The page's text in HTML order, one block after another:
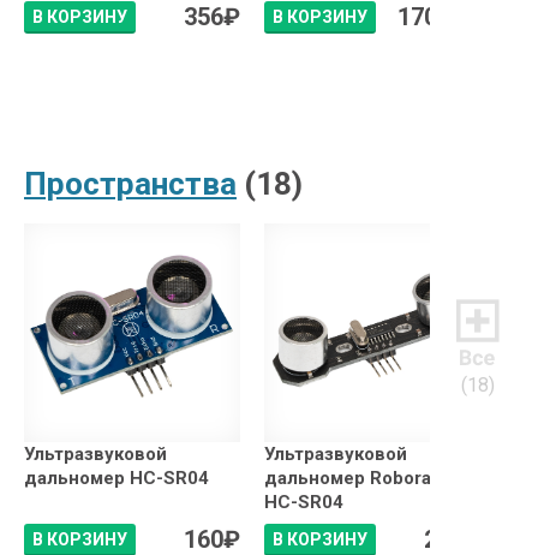
В КОРЗИНУ 356₽ В КОРЗИНУ 17064
Пространства (18)
Ультразвуковой
дальномер HC-SR04
В КОРЗИНУ 160₽
Ультразвуковой
дальномер Roborace
HC-SR04
В КОРЗИНУ 260
(18)